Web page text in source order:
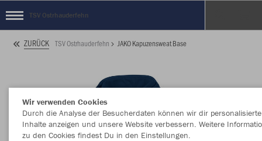
TSV Ostrhauderfehn
ZURÜCK TSV Ostrhauderfehn JAKO Kapuzensweat Base
Wir verwenden Cookies
Durch die Analyse der Besucherdaten können wir dir personalisierte
Inhalte anzeigen und unsere Website verbessern. Weitere
zu den Cookies findest Du in den Einstellungen.